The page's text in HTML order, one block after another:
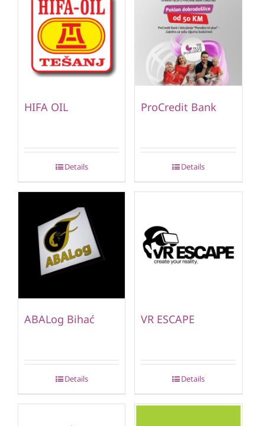
HIFA OIL
Details
ProCredit Bank
Details
ABALog Bihać
Details
VR ESCAPE
Details